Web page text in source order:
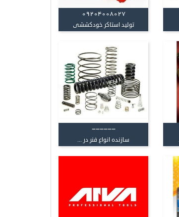
09204008027
تولید استاکر خودکششی
------
سازنده انواع فنر در ...